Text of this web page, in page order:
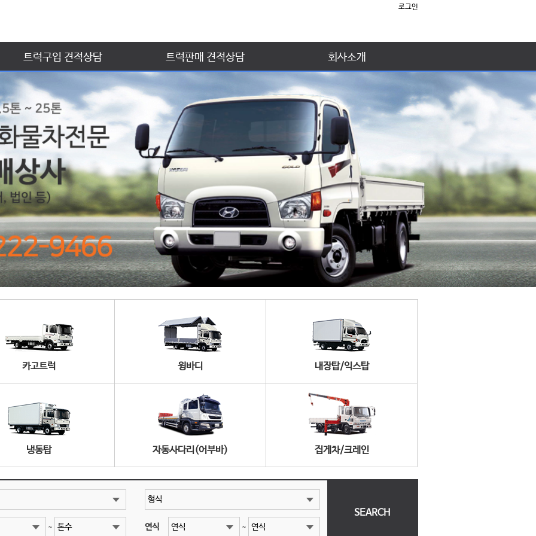
로그인
트럭구입 견적상담 트럭판매 견적상담 회사소개
카고트럭 윙바디 내장탑/익스탑
냉동탑 자동사다리(어부바) 집게차/크레인
~ 연식 ~